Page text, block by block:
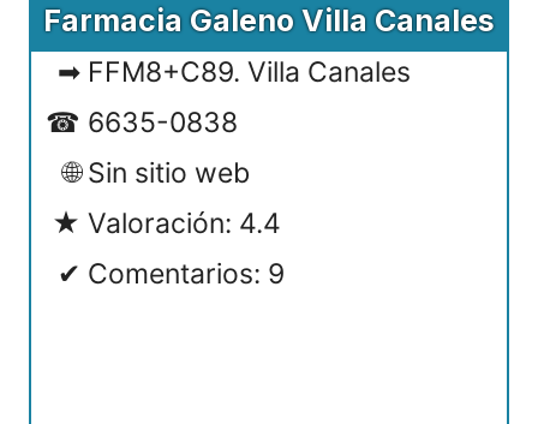
Farmacia Galeno Villa Canales
FFM8+C89. Villa Canales
6635-0838
Sin sitio web
Valoración: 4.4
Comentarios: 9